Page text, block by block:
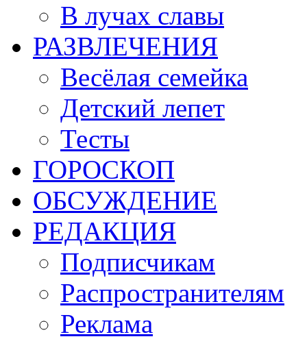
В лучах славы
РАЗВЛЕЧЕНИЯ
Весёлая семейка
Детский лепет
Тесты
ГОРОСКОП
ОБСУЖДЕНИЕ
РЕДАКЦИЯ
Подписчикам
Распространителям
Реклама